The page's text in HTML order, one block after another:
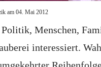
am 04. Mai 2012
Menschen,
interessiert.